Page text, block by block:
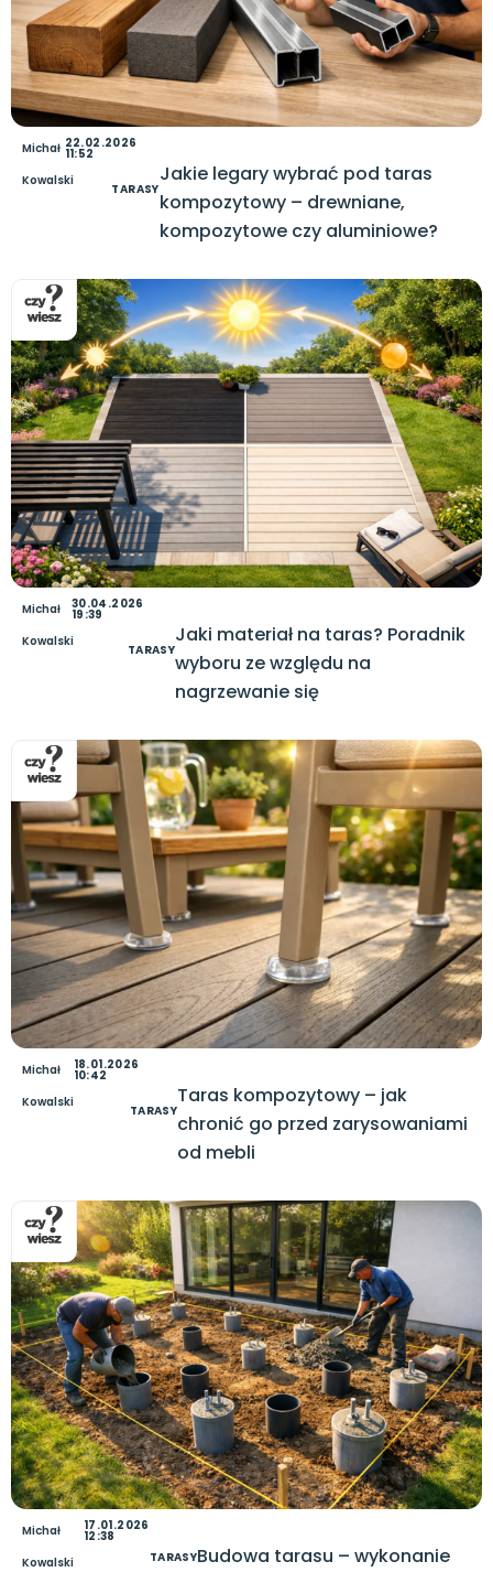
Michał
Kowalski
22.02.2026
11:52
TARASY
Jakie legary wybrać pod taras
kompozytowy – drewniane,
kompozytowe czy aluminiowe?
Michał
Kowalski
30.04.2026
19:39
TARASY
Jaki materiał na taras? Poradnik
wyboru ze względu na
nagrzewanie się
Michał
Kowalski
18.01.2026
10:42
TARASY
Taras kompozytowy – jak
chronić go przed zarysowaniami
od mebli
Michał
Kowalski
17.01.2026
12:38
TARASYBudowa tarasu – wykonanie